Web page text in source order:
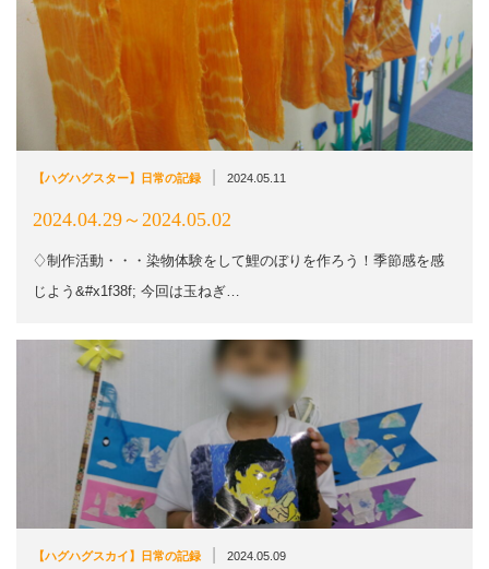
【ハグハグスター】日常の記録 2024.05.11
2024.04.29～2024.05.02
♢制作活動・・・染物体験をして鯉のぼりを作ろう！季節感を感
じよう&#x1f38f; 今回は玉ねぎ…
【ハグハグスカイ】日常の記録 2024.05.09